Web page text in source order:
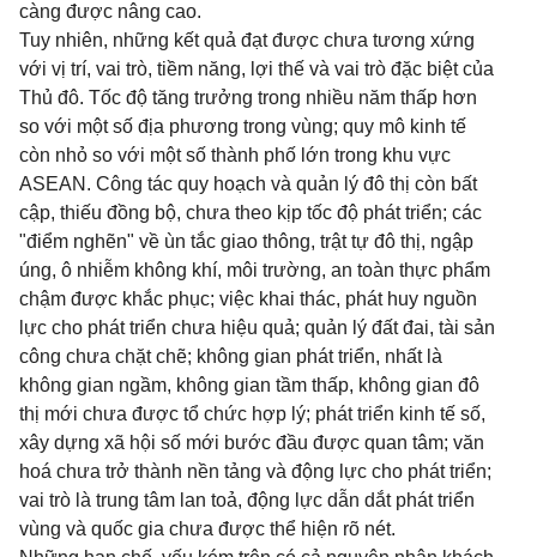
càng được nâng cao.
Tuy nhiên, những kết quả đạt được chưa tương xứng
với vị trí, vai trò, tiềm năng, lợi thế và vai trò đặc biệt của
Thủ đô. Tốc độ tăng trưởng trong nhiều năm thấp hơn
so với một số địa phương trong vùng; quy mô kinh tế
còn nhỏ so với một số thành phố lớn trong khu vực
ASEAN. Công tác quy hoạch và quản lý đô thị còn bất
cập, thiếu đồng bộ, chưa theo kịp tốc độ phát triển; các
"điểm nghẽn" về ùn tắc giao thông, trật tự đô thị, ngập
úng, ô nhiễm không khí, môi trường, an toàn thực phẩm
chậm được khắc phục; việc khai thác, phát huy nguồn
lực cho phát triển chưa hiệu quả; quản lý đất đai, tài sản
công chưa chặt chẽ; không gian phát triển, nhất là
không gian ngầm, không gian tầm thấp, không gian đô
thị mới chưa được tổ chức hợp lý; phát triển kinh tế số,
xây dựng xã hội số mới bước đầu được quan tâm; văn
hoá chưa trở thành nền tảng và động lực cho phát triển;
vai trò là trung tâm lan toả, động lực dẫn dắt phát triển
vùng và quốc gia chưa được thể hiện rõ nét.